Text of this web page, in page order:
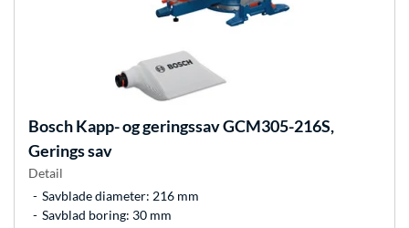
BoschKapp- og geringssav GCM305-216S,
Gerings sav
Detail
Savblade diameter: 216 mm
Savblad boring: 30 mm